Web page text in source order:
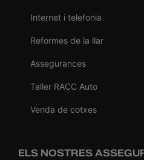
Internet i telefonia
Reformes de la llar
Assegurances
Taller RACC Auto
Venda de cotxes
ELS NOSTRES